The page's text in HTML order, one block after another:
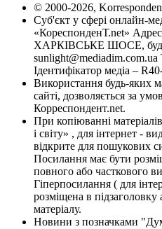
© 2000-2026,
Суб'єкт у сфері онлайн-
«КореспонденТ.net»
ХАРКІВСЬКЕ ШОСЕ,
sunlight@mediadim.com.ua
Ідентифікатор медіа –
Використання будь-яких
сайті, дозволяється за
Корреспондент.net.
При копіюванні
і світу» , для інтернет -
відкрите для пошукових
Посилання має бути
повного або часткового
Гіперпосилання ( для
розміщена в
матеріалу.
Новини з позначками